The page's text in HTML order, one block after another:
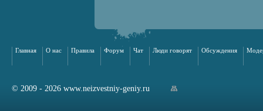
Главная О нас Правила Форум Чат Люди говорят Обсуждения
© 2009 - 2026 www.neizvestniy-geniy.ru
сайта